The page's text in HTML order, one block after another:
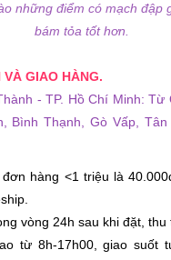
những điểm có mạch đập
bám tỏa tốt hơn.
GIAO HÀNG.
- TP. Hồ Chí Minh: Từ
Bình Thạnh, Gò Vấp, Tân
hàng <1 triệu là
vòng 24h sau khi đặt, thu
từ 8h-17h00, giao suốt